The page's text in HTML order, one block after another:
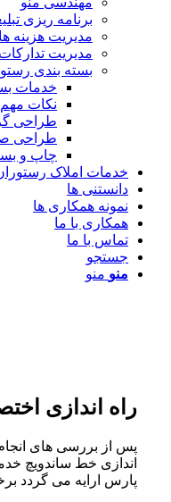
برنامه ریزی
مدیریت هزینه
مدیریت تدارکات
بسته بندی
خدمات
نکات مهم
طراحی
طراحی
چاپ و
خدمات املاک رستوران
دانستنی ها
نمونه همکاری ها
همکاری با ما
تماس با ما
جستجو
منو منو
راه اندازی
پس از بررسی های انجام
اندازی خط ساندویچ
پارس ارایه می گردد